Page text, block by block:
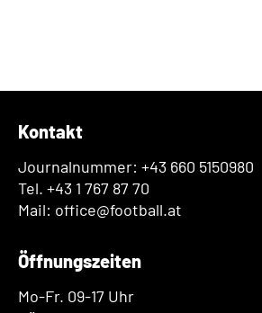
Kontakt
Journalnummer: +43 660 5150980
Tel. +43 1 767 87 70
Mail: office@football.at
Öffnungszeiten
Mo-Fr. 09-17 Uhr